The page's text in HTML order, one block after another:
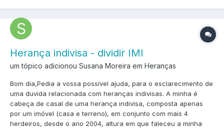
Herança indivisa - dividir IMI
um tópico adicionou Susana Moreira em Heranças
Bom dia,Pedia a vossa possível ajuda, para o esclarecimento de
uma duvida relacionada com heranças indivisas. A minha é
cabeça de casal de uma herança indivisa, composta apenas
por um imóvel (casa e terreno), em conjunto com mais 4
herdeiros, desde o ano 2004, altura em que faleceu a minha